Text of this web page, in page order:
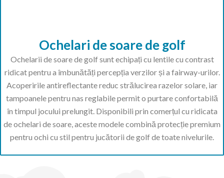
Ochelari de soare de golf
Ochelarii de soare de golf sunt echipați cu lentile cu contrast
ridicat pentru a îmbunătăți percepția verzilor și a fairway-urilor.
Acoperirile antireflectante reduc strălucirea razelor solare, iar
tampoanele pentru nas reglabile permit o purtare confortabilă
în timpul jocului prelungit. Disponibili prin comerțul cu ridicata
de ochelari de soare, aceste modele combină protecție premium
pentru ochi cu stil pentru jucătorii de golf de toate nivelurile.